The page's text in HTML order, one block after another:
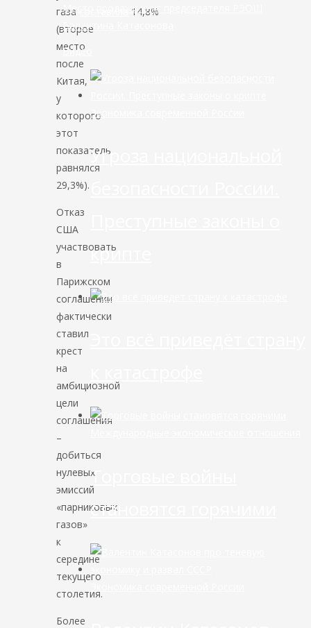
газа
14,8%
(второе
место
после
Китая,
у
которого
этот
показатель
равнялся
29,3%).
Отказ
США
участвовать
в
Парижском
соглашении
фактически
ставил
крест
на
амбициозной
цели
соглашения
–
добиться
нулевых
эмиссий
«парниковых
газов»
к
середине
текущего
столетия.
Более
Место продажи книг председателя РЭОШ
Валентина Катасонова
Видео
Экономика современной России
Угроза национальной
крипте
Торговые войны
становятся горячими